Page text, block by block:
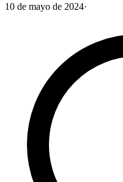
10 de mayo de 2024·